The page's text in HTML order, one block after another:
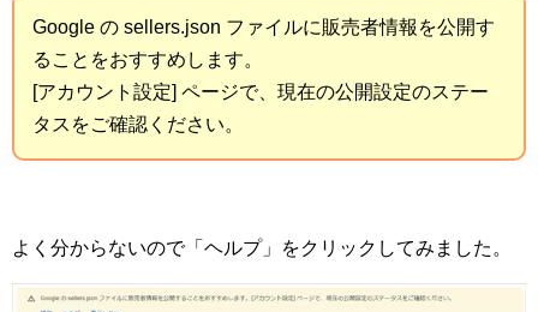
Google の sellers.json ファイルに販売者情報を公開す
ることをおすすめします。
[アカウント設定] ページで、現在の公開設定のステー
タスをご確認ください。
よく分からないので「ヘルプ」をクリックしてみました。